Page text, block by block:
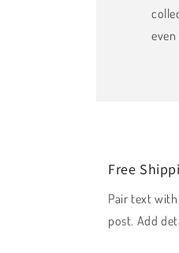
Free
Pair text
post. Add